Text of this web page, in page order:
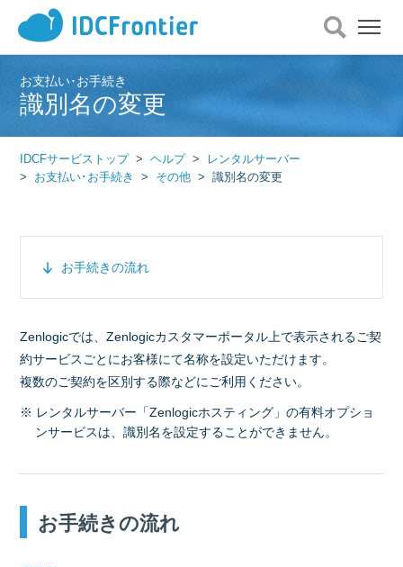
メ
ニ
ュ
く
お支払い･お手続き
識別名の変更
IDCFサービストップ ヘルプ
レンタルサーバー
お支払い･お手続き
その他 識別名の変更
お手続きの流れ
Zenlogicでは、Zenlogicカスタマーポータル上で表示されるご契
約サービスごとにお客様にて名称を設定いただけます。
複数のご契約を区別する際などにご利用ください。
※ レンタルサーバー「Zenlogicホスティング」の有料オプショ
ンサービスは、識別名を設定することができません。
お手続きの流れ